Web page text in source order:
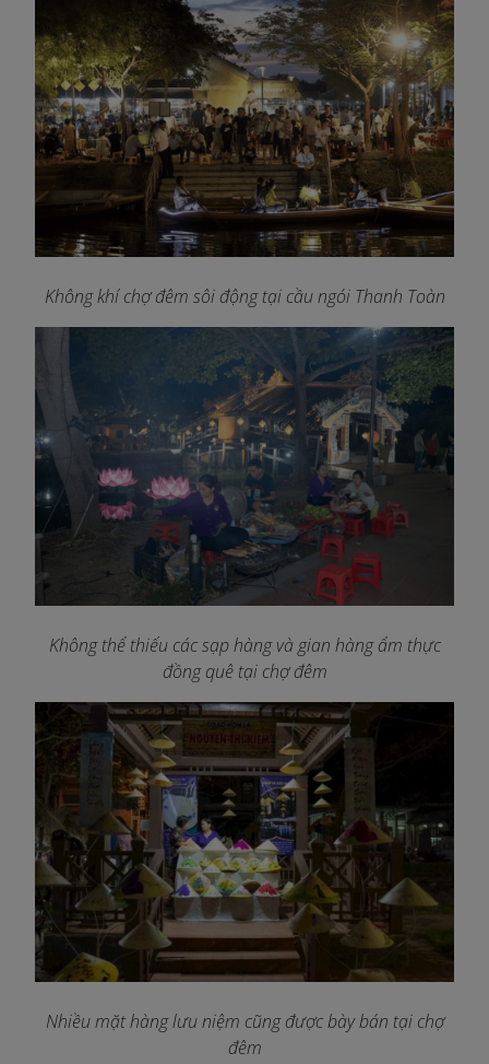
Không khí chợ đêm sôi động tại cầu ngói Thanh Toàn
Không thể thiếu các sạp hàng và gian hàng ẩm thực
đồng quê tại chợ đêm
Nhiều mặt hàng lưu niệm cũng được bày bán tại chợ
đêm